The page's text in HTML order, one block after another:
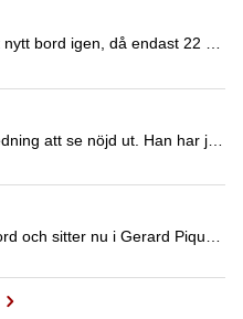
Emil Mattsson har fått ett nytt bord igen, då endast 22 spelare återstår. På bordet finns både Gerard Pique och affärsmannen och highstakesspelaren Richard Yong, känd från de riktigt höga spelen i Macau. Så här ser seatingen ut: Richard Yong…
Emil Mattsson har bytt bord och sitter nu i Gerard Piques sällskap. Svensken har 120 000 i stacken. Den andre svensken i turneringen, Simon Mattsson, har 145 000. Vi spelar 2000 / 4000 med ante 500. Det återstår 56 av…